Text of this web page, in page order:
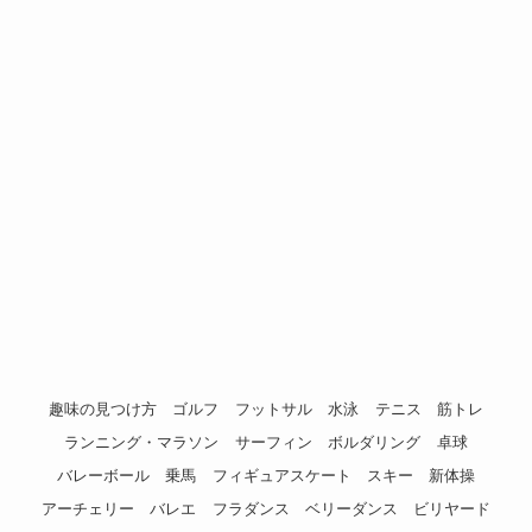
趣味の見つけ方 ゴルフ フットサル 水泳 テニス
筋トレ
ランニング・マラソン
サーフィン ボルダリング
卓球
バレーボール
乗馬 フィギュアスケート スキー
新体操
アーチェリー
バレエ フラダンス ベリーダンス ビリヤード